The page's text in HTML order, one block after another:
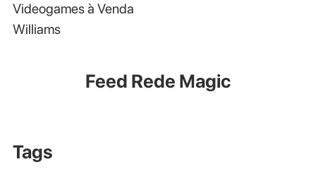
Videogames à Venda
Williams
Feed Rede Magic
Tags